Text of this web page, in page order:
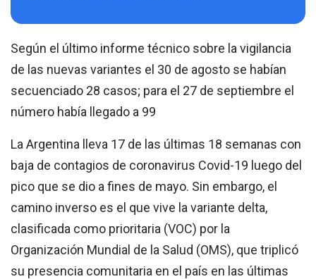
Según el último informe técnico sobre la vigilancia
de las nuevas variantes el 30 de agosto se habían
secuenciado 28 casos; para el 27 de septiembre el
número había llegado a 99
La Argentina lleva 17 de las últimas 18 semanas con
baja de contagios de coronavirus Covid-19 luego del
pico que se dio a fines de mayo. Sin embargo, el
camino inverso es el que vive la variante delta,
clasificada como prioritaria (VOC) por la
Organización Mundial de la Salud (OMS), que triplicó
su presencia comunitaria en el país en las últimas